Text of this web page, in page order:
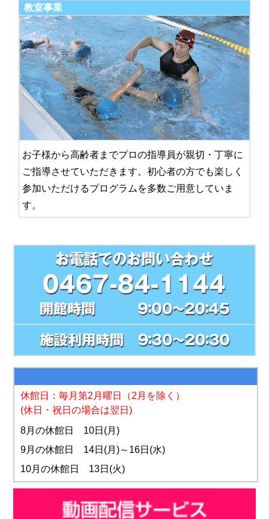
教室事業
お子様から高齢者までプロの指導員が親切・丁寧に
ご指導させていただきます。初心者の方でも楽しく
参加いただけるプログラムを多数ご用意していま
す。
休館日：毎月第2月曜日
（2月を除く）
(休日・祝日の場合は翌日)
8月の休館日 10日(月)
9月の休館日 14日(月)～16日(水)
10月の休館日 13日(火)